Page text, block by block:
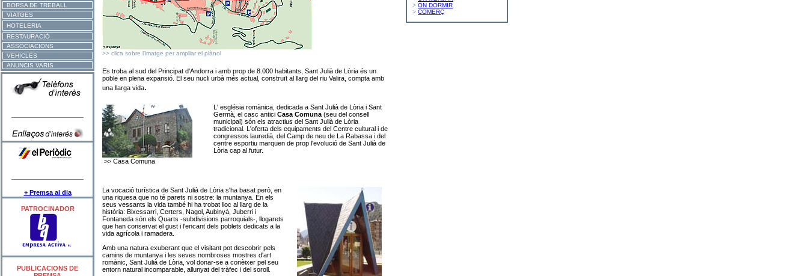
BORSA DE TREBALL
VIATGES
HOTELERIA
RESTAURACIÓ
ASSOCIACIONS
VEHICLES
ANUNCIS VARIS
+ Premsa al dia
PATROCINADOR
PUBLICACIONS DE
>> clica sobre l'imatge per ampliar el plànol
Es troba al sud del Principat d'Andorra i amb prop de 8.000 habitants, Sant Julià de Lòria és un
poble en plena expansió. El seu nucli urbà més actual, construït al llarg del riu Valira, compta amb
una llarga vida.
>> Casa Comuna
L' església romànica, dedicada a Sant Julià de Lòria i Sant
Germà, el casc antici Casa Comuna (seu del consell
municipal) són els atractius del Sant Julià de Lòria
tradicional. L'oferta dels equipaments del Centre cultural i de
congressos lauredià, del Camp de neu de La Rabassa i del
centre esportiu marquen de prop l'evolució de Sant Julià de
Lòria cap al futur.
La vocació turística de Sant Julià de Lòria s'ha basat però, en
una riquesa que no té parets ni sostre: la muntanya. En els
seus vessants la vida també hi ha trobat lloc al llarg de la
història: Bixessarri, Certers, Nagol, Aubinyà, Juberri i
Fontaneda són els Quarts -subdivisions parroquials-, llogarets
que han conservat el gust i l'encant dels poblets dedicats a la
vida agrícola i ramadera.
Amb una natura exuberant que el visitant pot descobrir pels
camins de muntanya i les seves nombroses mostres d'art
romànic, Sant Julià de Lòria, vol donar-se a conèixer pel seu
entorn natural incomparable, allunyat del tràfec i del soroll.
> ON DORMIR
> COMERÇ